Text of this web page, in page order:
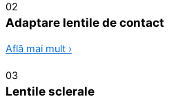
02
Adaptare lentile de contact
Află mai mult ›
03
Lentile sclerale